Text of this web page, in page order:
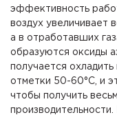
эффективность
воздух увеличивает
а в отработавших
образуются оксиды
получается
отметки 50-60°С, и
чтобы получить